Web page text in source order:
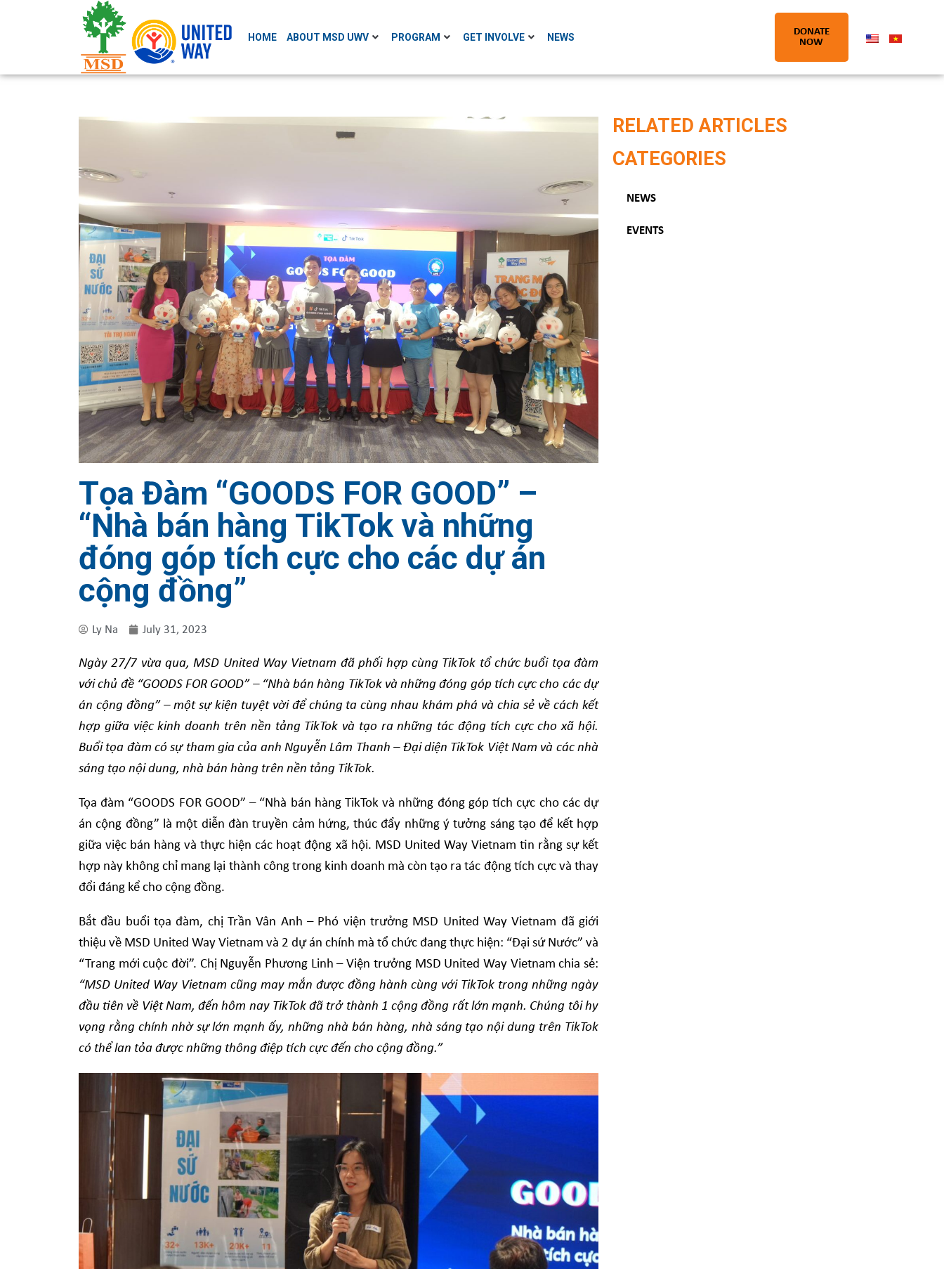
HOME ABOUT MSD UWV PROGRAM GET INVOLVE NEWS
DONATE
NOW
Tọa Đàm “GOODS FOR GOOD” –
“Nhà bán hàng TikTok và những
đóng góp tích cực cho các dự án
cộng đồng”
Ly Na July 31, 2023
Ngày 27/7 vừa qua, MSD United Way Vietnam đã phối hợp cùng TikTok tổ chức buổi tọa đàm
với chủ đề “GOODS FOR GOOD” – “Nhà bán hàng TikTok và những đóng góp tích cực cho các dự
án cộng đồng” – một sự kiện tuyệt vời để chúng ta cùng nhau khám phá và chia sẻ về cách kết
hợp giữa việc kinh doanh trên nền tảng TikTok và tạo ra những tác động tích cực cho xã hội.
Buổi tọa đàm có sự tham gia của anh Nguyễn Lâm Thanh – Đại diện TikTok Việt Nam và các nhà
sáng tạo nội dung, nhà bán hàng trên nền tảng TikTok.
Tọa đàm “GOODS FOR GOOD” – “Nhà bán hàng TikTok và những đóng góp tích cực cho các dự
án cộng đồng” là một diễn đàn truyền cảm hứng, thúc đẩy những ý tưởng sáng tạo để kết hợp
giữa việc bán hàng và thực hiện các hoạt động xã hội. MSD United Way Vietnam tin rằng sự kết
hợp này không chỉ mang lại thành công trong kinh doanh mà còn tạo ra tác động tích cực và thay
đổi đáng kể cho cộng đồng.
Bắt đầu buổi tọa đàm, chị Trần Vân Anh – Phó viện trưởng MSD United Way Vietnam đã giới
thiệu về MSD United Way Vietnam và 2 dự án chính mà tổ chức đang thực hiện: “Đại sứ Nước” và
“Trang mới cuộc đời”. Chị Nguyễn Phương Linh – Viện trưởng MSD United Way Vietnam chia sẻ:
“MSD United Way Vietnam cũng may mắn được đồng hành cùng với TikTok trong những ngày
đầu tiên về Việt Nam, đến hôm nay TikTok đã trở thành 1 cộng đồng rất lớn mạnh. Chúng tôi hy
vọng rằng chính nhờ sự lớn mạnh ấy, những nhà bán hàng, nhà sáng tạo nội dung trên TikTok
có thể lan tỏa được những thông điệp tích cực đến cho cộng đồng.”
RELATED ARTICLES
CATEGORIES
NEWS
EVENTS